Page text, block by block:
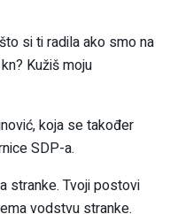
si ti radila ako smo na
Kužiš moju
koja se također
SDP-a.
stranke. Tvoji postovi
vodstvu stranke.